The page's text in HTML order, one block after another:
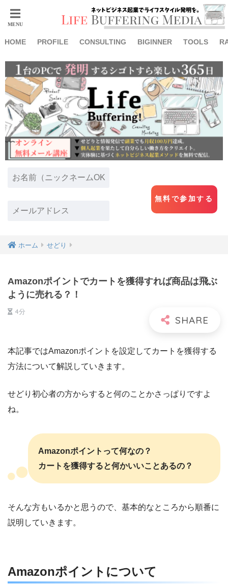
HOME PROFILE CONSULTING BIGINNER TOOLS
ホーム せどり
Amazonポイントでカートを獲得すれば商品は飛ぶ
ように売れる？！
4分
本記事ではAmazonポイントを設定してカートを獲得する
方法について解説していきます。
せどり初心者の方からすると何のことかさっぱりですよ
ね。
Amazonポイントって何なの？
カートを獲得すると何かいいことあるの？
そんな方もいるかと思うので、基本的なところから順番に
説明していきます。
Amazonポイントについて